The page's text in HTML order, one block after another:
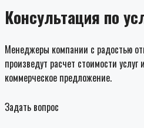
Консультация по
Менеджеры компании с радостью
произведут расчет стоимости
коммерческое предложение.
Задать вопрос